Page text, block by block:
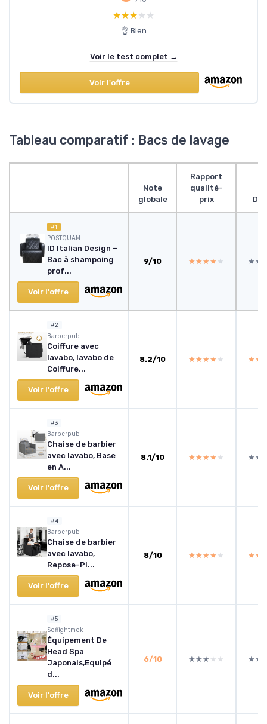
★★★★★
★★★★★
👌 Bien
Voir le test complet →
Voir l'offre
Tableau comparatif : Bacs de lavage
Note
globale
Rapport
qualité-
prix
#1
POSTQUAM
ID Italian Design –
Bac à shampoing
prof...
Voir l'offre
9/10 ★★★★★
★★★★★
#2
Barberpub
Coiffure avec
lavabo, lavabo de
Coiffure...
Voir l'offre
8.2/10 ★★★★★
★★★★★
#3
Barberpub
Chaise de barbier
avec lavabo, Base
en A...
Voir l'offre
8.1/10 ★★★★★
★★★★★
#4
Barberpub
Chaise de barbier
avec lavabo,
Repose-Pi...
Voir l'offre
8/10 ★★★★★
★★★★★
#5
‎Soflightmok
Équipement De
Head Spa
Japonais,Equipé
d...
Voir l'offre
6/10 ★★★★★
★★★★★